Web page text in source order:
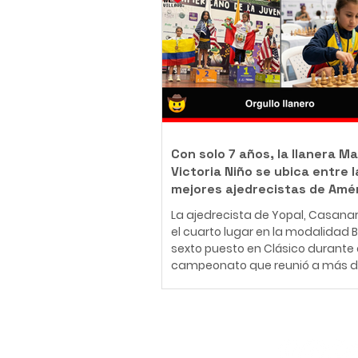
body piercer profesional
ha construido una carrera en el
del arte corporal, convencido de
tatuaje y el body piercing van
más allá de la estética: son una
inmortalizar historias, emociones
momentos que acompañarán a
Con solo 7 años, la llanera
Victoria Niño se ubica entre
mejores ajedrecistas de
La ajedrecista de Yopal,
el cuarto lugar en la modalidad
sexto puesto en Clásico durante
campeonato que reunió a más